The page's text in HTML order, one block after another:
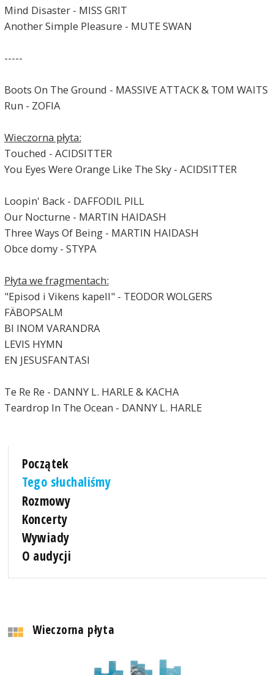
Mind Disaster - MISS GRIT
Another Simple Pleasure - MUTE SWAN
-----
Boots On The Ground - MASSIVE ATTACK & TOM WAITS
Run - ZOFIA
Wieczorna płyta:
Touched - ACIDSITTER
You Eyes Were Orange Like The Sky - ACIDSITTER
Loopin' Back - DAFFODIL PILL
Our Nocturne - MARTIN HAIDASH
Three Ways Of Being - MARTIN HAIDASH
Obce domy - STYPA
Płyta we fragmentach:
"Episod i Vikens kapell" - TEODOR WOLGERS
FÄBOPSALM
BI INOM VARANDRA
LEVIS HYMN
EN JESUSFANTASI
Te Re Re - DANNY L. HARLE & KACHA
Teardrop In The Ocean - DANNY L. HARLE
Początek
Tego słuchaliśmy
Rozmowy
Koncerty
Wywiady
O audycji
Wieczorna płyta